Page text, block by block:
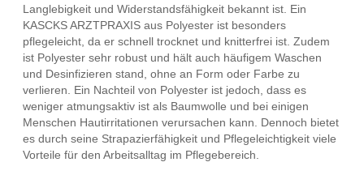
Langlebigkeit und Widerstandsfähigkeit bekannt ist. Ein
KASCKS ARZTPRAXIS aus Polyester ist besonders
pflegeleicht, da er schnell trocknet und knitterfrei ist. Zudem
ist Polyester sehr robust und hält auch häufigem Waschen
und Desinfizieren stand, ohne an Form oder Farbe zu
verlieren. Ein Nachteil von Polyester ist jedoch, dass es
weniger atmungsaktiv ist als Baumwolle und bei einigen
Menschen Hautirritationen verursachen kann. Dennoch bietet
es durch seine Strapazierfähigkeit und Pflegeleichtigkeit viele
Vorteile für den Arbeitsalltag im Pflegebereich.